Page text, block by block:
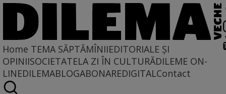
Home TEMA SĂPTĂMÎNIIEDITORIALE ȘI
OPINIISOCIETATELA ZI ÎN CULTURĂDILEME ON-
LINEDILEMABLOGABONAREDIGITALContact